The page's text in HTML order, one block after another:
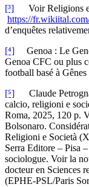
[³] Voir Religions
https://
d’enquêtes
[⁴] Genoa : Le
Genoa CFC ou plus
football basé à
[⁵] Claude
calcio, religioni e
Roma, 2025, 120 p.
Bolsonaro.
Religioni e Società
Serra Editore – Pisa
sociologue. Voir la
docteur en Sciences
(EPHE-PSL/Paris